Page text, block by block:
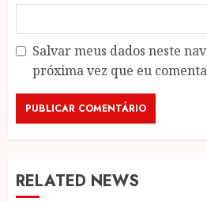
Salvar meus dados neste
próxima vez que eu
RELATED NEWS